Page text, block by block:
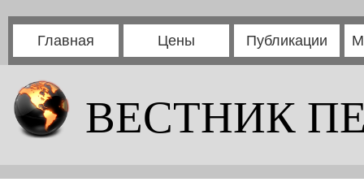
Главная Цены Публикации
ВЕСТНИК